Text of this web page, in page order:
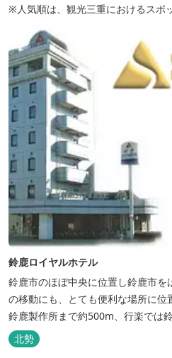
※人気順は、観光三重におけるスポ
鈴鹿ロイヤルホテル
鈴鹿市のほぼ中央に位置し鈴鹿市
の移動にも、とても便利な場所に
鈴鹿製作所まで約500m、行楽では
ロ、スポーツ行事では鈴鹿スポーツ
も近い場所にあります。亀山市への
北勢